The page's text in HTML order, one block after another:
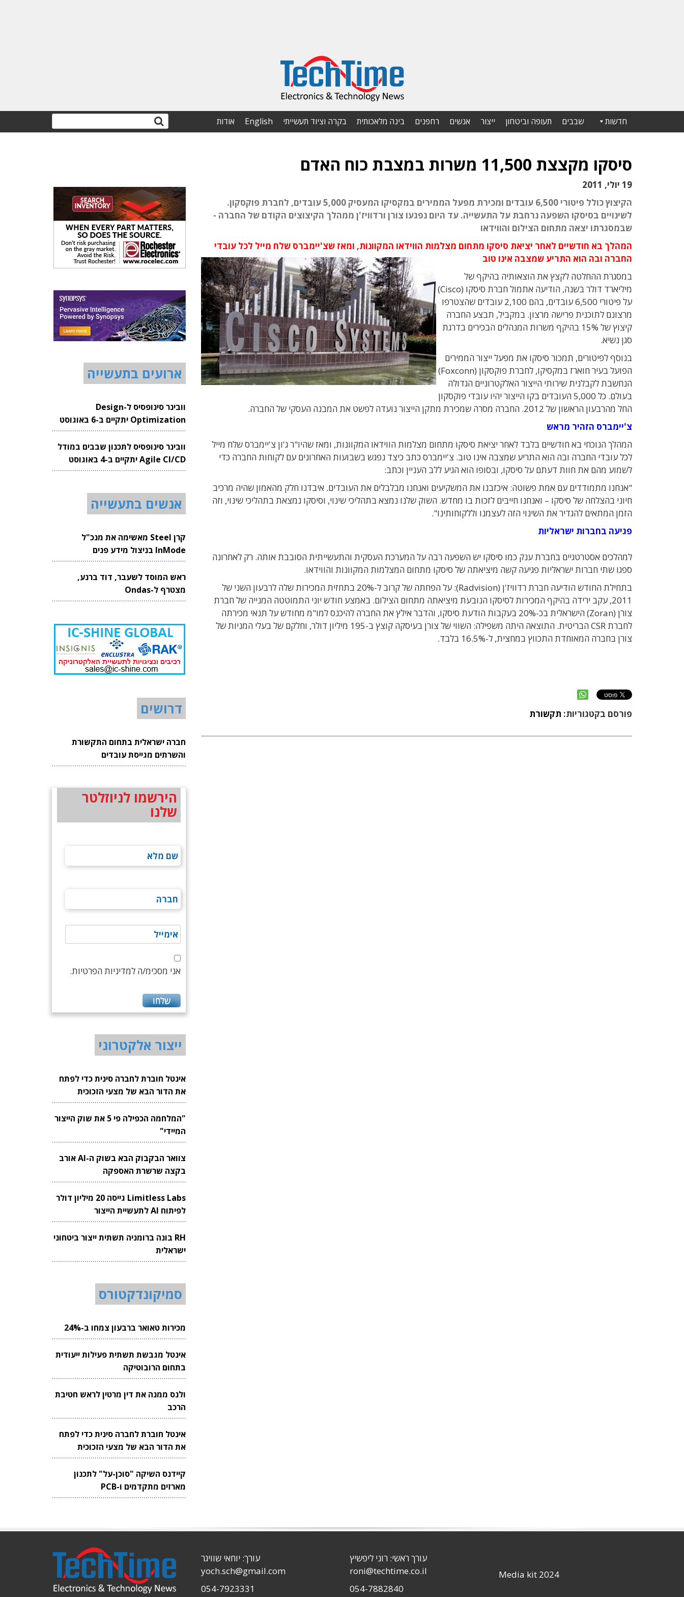
חדשות שבבים תעופה וביטחון ייצור אנשים רחפנים בינה מלאכותית בקרה וציוד תעשייתי English אודות
סיסקו מקצצת 11,500 משרות במצבת כוח האדם
19 יולי, 2011
הקיצוץ כולל פיטורי 6,500 עובדים ומכירת מפעל הממירים במקסיקו המעסיק 5,000 עובדים, לחברת פוקסקון.
לשינויים בסיסקו השפעה נרחבת על התעשייה. עד היום נפגעו צורן ורדוויז'ן ממהלך הקיצוצים הקודם של החברה -
שבמסגרתו יצאה מתחום הצילום והווידאו
המהלך בא חודשיים לאחר יציאת סיסקו מתחום מצלמות הווידאו המקוונות, ומאז שצ'יימברס שלח מייל לכל עובדי
החברה ובה הוא התריע שמצבה אינו טוב
במסגרת ההחלטה לקצץ את הוצאותיה בהיקף של
מיליארד דולר בשנה, הודיעה אתמול חברת סיסקו (Cisco)
על פיטורי 6,500 עובדים, בהם 2,100 עובדים שהצטרפו
מרצונם לתוכנית פרישה מרצון. במקביל, תבצע החברה
קיצוץ של 15% בהיקף משרות המנהלים הבכירים בדרגת
סגן נשיא.
בנוסף לפיטורים, תמכור סיסקו את מפעל ייצור הממירים
הפועל בעיר חוארז במקסיקו, לחברת פוקסקון (Foxconn)
הנחשבת לקבלנית שירותי הייצור האלקטרוניים הגדולה
בעולם. כל 5,000 העובדים בקו הייצור יהיו עובדי פוקסקון
החל מהרבעון הראשון של 2012. החברה מסרה שמכירת מתקן הייצור נועדה לפשט את המבנה העסקי של החברה.
צ'יימברס הזהיר מראש
המהלך הנוכחי בא חודשיים בלבד לאחר יציאת סיסקו מתחום מצלמות הווידאו המקוונות, ומאז שהיו"ר ג'ון צ'יימברס שלח מייל
לכל עובדי החברה ובה הוא התריע שמצבה אינו טוב. צ'יימברס כתב כיצד נפגש בשבועות האחרונים עם לקוחות החברה כדי
לשמוע מהם את חוות דעתם על סיסקו, ובסופו הוא הגיע ללב העניין וכתב:
"אנחנו מתמודדים עם אמת פשוטה: איכזבנו את המשקיעים ואנחנו מבלבלים את העובדים. איבדנו חלק מהאמון שהיה מרכיב
חיוני בהצלחה של סיסקו – ואנחנו חייבים לזכות בו מחדש. השוק שלנו נמצא בתהליכי שינוי, וסיסקו נמצאת בתהליכי שינוי, וזה
הזמן המתאים להגדיר את השינוי הזה לעצמנו וללקוחותינו".
פגיעה בחברות ישראליות
למהלכים אסטרטגיים בחברת ענק כמו סיסקו יש השפעה רבה על המערכת העסקית והתעשייתית הסובבת אותה. רק לאחרונה
ספגו שתי חברות ישראליות פגיעה קשה מיציאתה של סיסקו מתחום המצלמות המקוונות והווידאו.
בתחילת החודש הודיעה חברת רדוויז'ן (Radvision): על הפחתה של קרוב ל-20% בתחזית המכירות שלה לרבעון השני של
2011, עקב ירידה בהיקף המכירות לסיסקו הנובעת מיציאתה מתחום הצילום. באמצע חודש יוני התמוטטה המנייה של חברת
צורן (Zoran) הישראלית בכ-20% בעקבות הודעת סיסקו, והדבר אילץ את החברה להיכנס למו"מ מחודש על תנאי מכירתה
לחברת CSR הבריטית. התוצאה היתה משפילה: השווי של צורן בעיסקה קוצץ ב-195 מיליון דולר, וחלקם של בעלי המניות של
צורן בחברה המאוחדת התכווץ במחצית, ל-16.5% בלבד.
פורסם בקטגוריות: תקשורת
ארועים בתעשייה
וובינר סינופסיס ל-Design
Optimization יתקיים ב-6 באוגוסט
2026
וובינר סינופסיס לתכנון שבבים במודל
Agile CI/CD יתקיים ב-4 באוגוסט
2026
אנשים בתעשייה
קרן Steel מאשימה את מנכ"ל
InMode בניצול מידע פנים
ראש המוסד לשעבר, דוד ברנע,
מצטרף ל-Ondas
דרושים
חברה ישראלית בתחום התקשורת
והשרתים מגייסת עובדים
הירשמו לניוזלטר
שלנו
אני מסכימ/ה למדיניות הפרטיות.
ייצור אלקטרוני
אינטל חוברת לחברה סינית כדי לפתח
את הדור הבא של מצעי הזכוכית
לשבבים
"המלחמה הכפילה פי 5 את שוק הייצור
המיידי"
צוואר הבקבוק הבא בשוק ה-AI אורב
בקצה שרשרת האספקה
Limitless Labs גייסה 20 מיליון דולר
לפיתוח AI לתעשיית הייצור
RH בונה ברומניה תשתית ייצור ביטחוני
ישראלית
סמיקונדקטורס
מכירות טאואר ברבעון צמחו ב-24%
אינטל מגבשת תשתית פעילות ייעודית
בתחום הרובוטיקה
ולנס ממנה את דין מרטין לראש חטיבת
הרכב
אינטל חוברת לחברה סינית כדי לפתח
את הדור הבא של מצעי הזכוכית
לשבבים
קיידנס השיקה "סוכן-על" לתכנון
מארזים מתקדמים ו-PCB
Media kit 2024
עורך ראשי: רוני ליפשיץ
roni@techtime.co.il
054-7882840
עורך: יוחאי שוויגר
yoch.sch@gmail.com
054-7923331